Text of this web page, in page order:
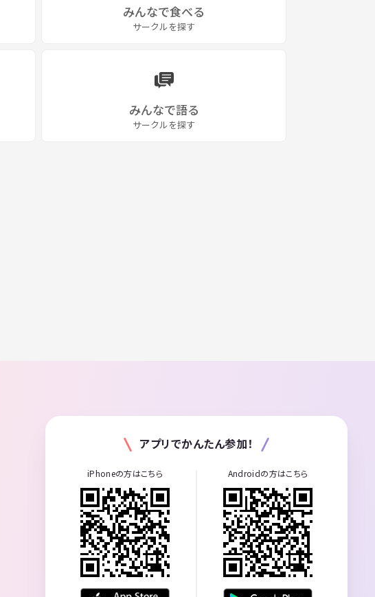
みんなで食べる
サークルを探す
みんなで語る
サークルを探す
アプリでかんたん参加！
iPhoneの方はこちら Androidの方はこちら